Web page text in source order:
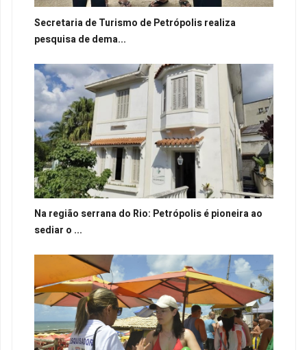
Secretaria de Turismo de Petrópolis realiza
pesquisa de dema...
Na região serrana do Rio: Petrópolis é pioneira ao
sediar o ...